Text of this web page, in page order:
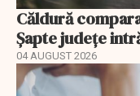
Căldură
Șapte județe
04 AUGUST 2026